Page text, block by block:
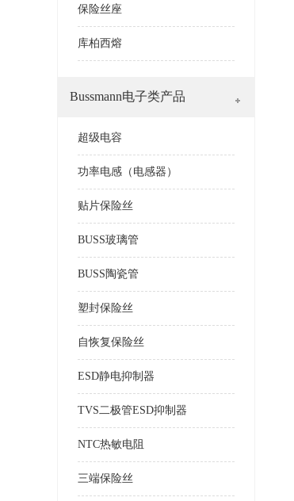
保险丝座
库柏西熔
Bussmann电子类产品
超级电容
功率电感（电感器）
贴片保险丝
BUSS玻璃管
BUSS陶瓷管
塑封保险丝
自恢复保险丝
ESD静电抑制器
TVS二极管ESD抑制器
NTC热敏电阻
三端保险丝